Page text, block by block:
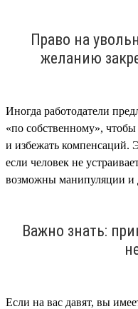
Право на
желанию
Иногда работодатели
«по собственному»,
и избежать компенсаций.
если человек не
возможны манипуляции и
Важно знать:
Если на вас давят, вы